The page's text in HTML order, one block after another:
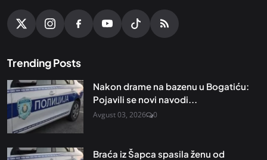
Trending Posts
Nakon drame na bazenu u Bogatiću:
Pojavili se novi navodi...
Avgust 03, 2026 0
Braća iz Šapca spasila ženu od